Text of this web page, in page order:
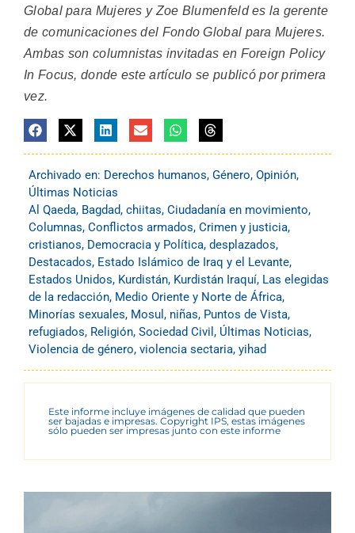
Global para Mujeres y Zoe Blumenfeld es la gerente
de comunicaciones del Fondo Global para Mujeres.
Ambas son columnistas invitadas en Foreign Policy
In Focus, donde este artículo se publicó por primera
vez.
Archivado en: Derechos humanos, Género, Opinión,
Últimas Noticias
Al Qaeda, Bagdad, chiitas, Ciudadanía en movimiento,
Columnas, Conflictos armados, Crimen y justicia,
cristianos, Democracia y Política, desplazados,
Destacados, Estado Islámico de Iraq y el Levante,
Estados Unidos, Kurdistán, Kurdistán Iraquí, Las elegidas
de la redacción, Medio Oriente y Norte de África,
Minorías sexuales, Mosul , niñas, Puntos de Vista,
refugiados, Religión, Sociedad Civil , Últimas Noticias,
Violencia de género, violencia sectaria, yihad
Este informe incluye imágenes de calidad que pueden
ser bajadas e impresas. Copyright IPS, estas imágenes
sólo pueden ser impresas junto con este informe